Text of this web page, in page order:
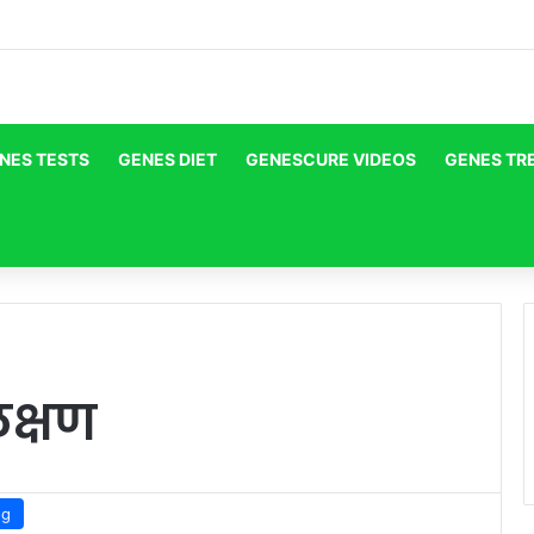
TESTS GENES DIET GENESCURE VIDEOS GENES